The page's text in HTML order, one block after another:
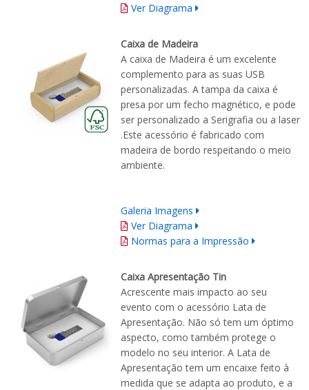
Ver Diagrama
Caixa de Madeira
A caixa de Madeira é um excelente
complemento para as suas USB
personalizadas. A tampa da caixa é
presa por um fecho magnético, e pode
ser personalizado a Serigrafia ou a laser
.Este acessório é fabricado com
madeira de bordo respeitando o meio
ambiente.
Galeria Imagens
Ver Diagrama
Normas para a Impressão
Caixa Apresentação Tin
Acrescente mais impacto ao seu
evento com o acessório Lata de
Apresentação. Não só tem um óptimo
aspecto, como também protege o
modelo no seu interior. A Lata de
Apresentação tem um encaixe feito à
medida que se adapta ao produto, e a